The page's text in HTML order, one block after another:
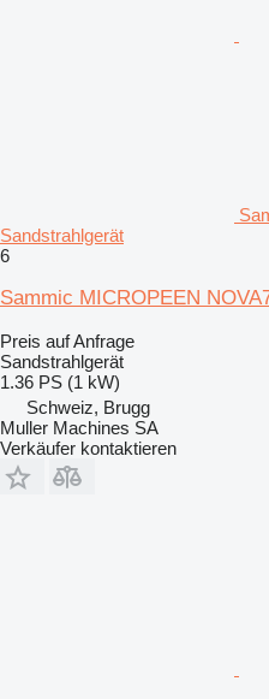
Sandstrahlgerät
6
Sammic MICROPEEN
Preis auf Anfrage
Sandstrahlgerät
1.36 PS (1 kW)
Schweiz, Brugg
Muller Machines SA
Verkäufer kontaktieren